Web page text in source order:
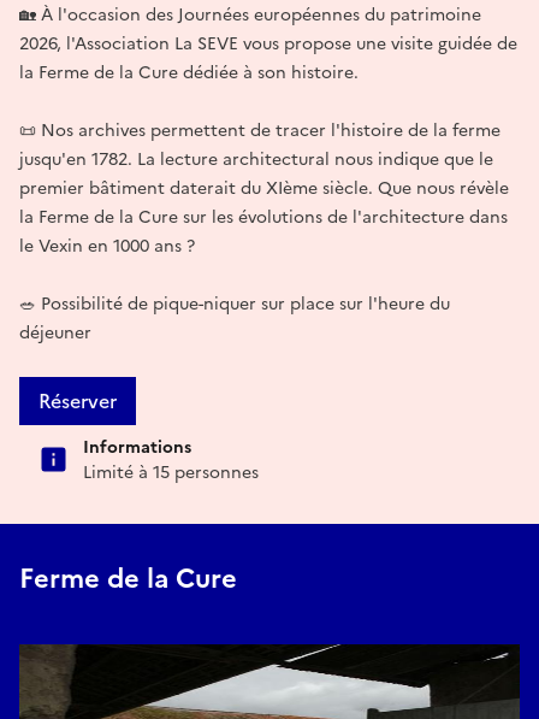
🏡 À l'occasion des Journées européennes du patrimoine
2026, l'Association La SEVE vous propose une visite guidée de
la Ferme de la Cure dédiée à son histoire.
📜 Nos archives permettent de tracer l'histoire de la ferme
jusqu'en 1782. La lecture architectural nous indique que le
premier bâtiment daterait du XIème siècle. Que nous révèle
la Ferme de la Cure sur les évolutions de l'architecture dans
le Vexin en 1000 ans ?
🥗 Possibilité de pique-niquer sur place sur l'heure du
déjeuner
Réserver
Informations
Limité à 15 personnes
Ferme de la Cure